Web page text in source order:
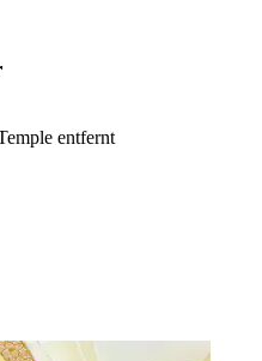
entfernt